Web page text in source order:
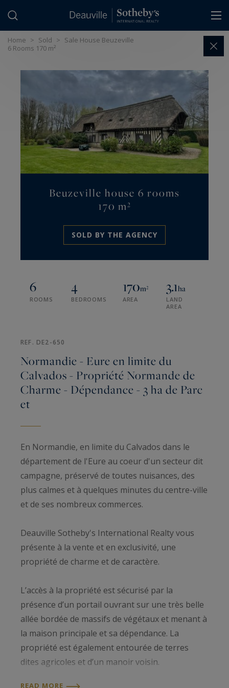
Home > Sold > Sale House Beuzeville
6 Rooms 170 m²
Beuzeville house 6 rooms
170 m²
SOLD BY THE AGENCY
6
ROOMS
4
BEDROOMS
170m²
AREA
3.1ha
LAND
AREA
REF. DE2-650
Normandie - Eure en limite du
Calvados - Propriété Normande de
Charme - Dépendance - 3 ha de Parc
et
En Normandie, en limite du Calvados dans le
département de l'Eure au coeur d'un secteur dit
campagne, préservé de toutes nuisances, des
plus calmes et à quelques minutes du centre-ville
et de ses nombreux commerces.
Deauville Sotheby's International Realty vous
présente à la vente et en exclusivité, une
propriété de charme et de caractère.
L’accès à la propriété est sécurisé par la
présence d’un portail ouvrant sur une très belle
allée bordée de massifs de végétaux et menant à
la maison principale et sa dépendance. La
propriété est également entourée de terres
dites agricoles et d’un manoir voisin.
READ MORE